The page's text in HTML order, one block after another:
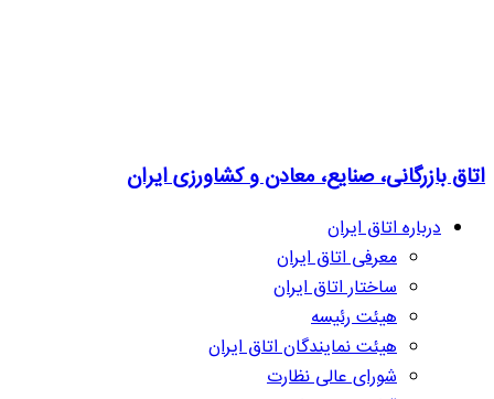
اتاق بازرگانی، صنایع، معادن و کشاورزی ایران
درباره اتاق ایران
معرفی اتاق ایران
ساختار اتاق ایران
هیئت رئیسه
هیئت نمایندگان اتاق ایران
شورای عالی نظارت